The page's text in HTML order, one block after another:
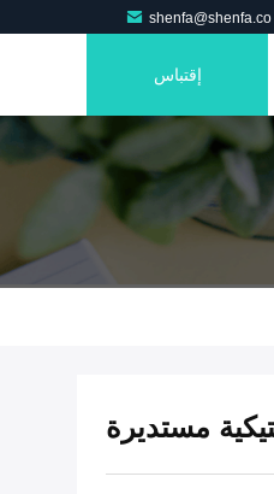
shenfa@shenfa.co
إقتباس
مستديرة